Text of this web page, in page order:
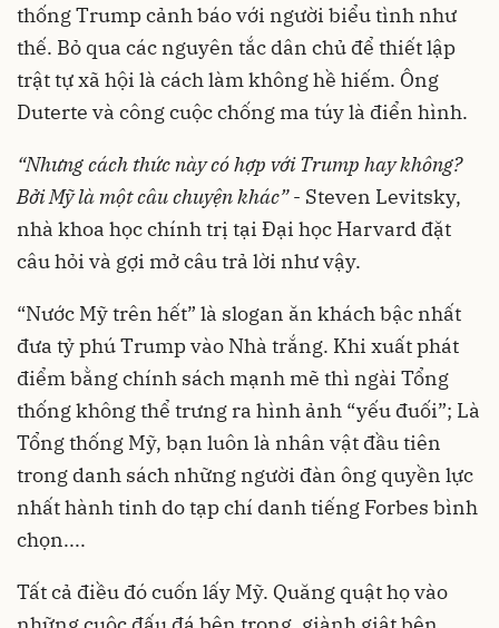
thống Trump cảnh báo với người biểu tình như
thế. Bỏ qua các nguyên tắc dân chủ để thiết lập
trật tự xã hội là cách làm không hề hiếm. Ông
Duterte và công cuộc chống ma túy là điển hình.
“Nhưng cách thức này có hợp với Trump hay không?
Bởi Mỹ là một câu chuyện khác”- Steven Levitsky,
nhà khoa học chính trị tại Đại học Harvard đặt
câu hỏi và gợi mở câu trả lời như vậy.
“Nước Mỹ trên hết” là slogan ăn khách bậc nhất
đưa tỷ phú Trump vào Nhà trắng. Khi xuất phát
điểm bằng chính sách mạnh mẽ thì ngài Tổng
thống không thể trưng ra hình ảnh “yếu đuối”; Là
Tổng thống Mỹ, bạn luôn là nhân vật đầu tiên
trong danh sách những người đàn ông quyền lực
nhất hành tinh do tạp chí danh tiếng Forbes bình
chọn....
Tất cả điều đó cuốn lấy Mỹ. Quăng quật họ vào